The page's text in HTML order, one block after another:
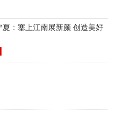
：塞上江南展新颜 创造美好